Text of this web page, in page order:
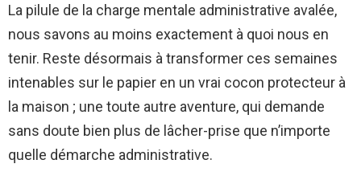
La pilule de la charge mentale administrative avalée,
nous savons au moins exactement à quoi nous en
tenir. Reste désormais à transformer ces semaines
intenables sur le papier en un vrai cocon protecteur à
la maison ; une toute autre aventure, qui demande
sans doute bien plus de lâcher-prise que n’importe
quelle démarche administrative.